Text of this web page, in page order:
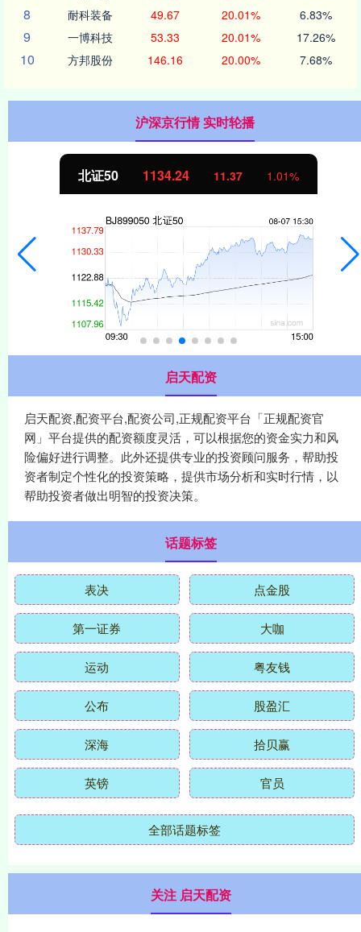
8 耐科装备 49.67 20.01% 6.83%
9 一博科技 53.33 20.01% 17.26%
10 方邦股份 146.16 20.00% 7.68%
沪深京行情 实时轮播
北证50 1134.24 11.37 1.01%
启天配资
启天配资,配资平台,配资公司,正规配资平台「正规配资官
网」平台提供的配资额度灵活，可以根据您的资金实力和风
险偏好进行调整。此外还提供专业的投资顾问服务，帮助投
资者制定个性化的投资策略，提供市场分析和实时行情，以
帮助投资者做出明智的投资决策。
话题标签
表决 点金股
第一证券 大咖
运动 粤友钱
公布 股盈汇
深海 拾贝赢
英镑 官员
全部话题标签
关注 启天配资